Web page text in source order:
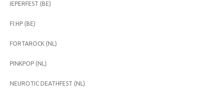
IEPERFEST (BE)
FI:HP (BE)
FORTAROCK (NL)
PINKPOP (NL)
NEUROTIC DEATHFEST (NL)